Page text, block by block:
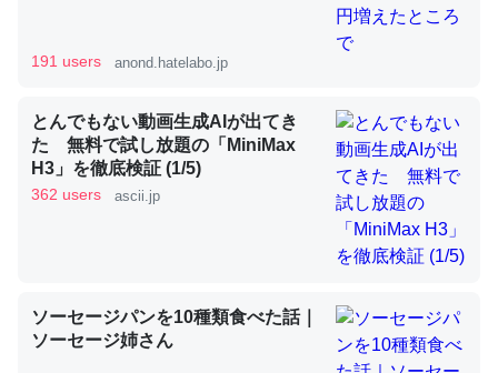
昆虫ってカルシウム少ないのか。知らんかった。調べたら
─ニュース :: 【研究発表】昆虫学の大問題＝「昆虫はなぜ海にいな
いのか」に関する新仮説
利だから両方が拮抗してるのでは」とあって面白い。海に
いる鋏角類（カブトガニ・ウミグモ）はカルシウムを使わ
ずキチンを強化してる筈だが、酵素が違うのか？
191 users anond.hatelabo.jp
とんでもない動画生成AIが出てき
た 無料で試し放題の「MiniMax
H3」を徹底検証 (1/5)
362 users ascii.jp
ソーセージパンを10種類食べた話｜
ソーセージ姉さん